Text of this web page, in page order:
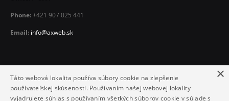
Phone:+421 907 025 441
Email: info@axweb.sk
×
Táto webová lokalita používa súbory cookie na zlepšenie
používateľskej skúsenosti. Používaním našej webovej lokality
vyjadrujete súhlas s používaním všetkých súborov cookie v súlade s